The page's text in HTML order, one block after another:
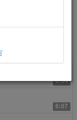
0:54
6:07